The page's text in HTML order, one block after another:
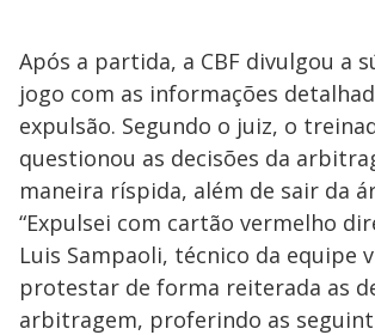
Após a partida, a CBF divulgou a
jogo com as informações
expulsão. Segundo o juiz, o
questionou as decisões da
maneira ríspida, além de sair da
“Expulsei com cartão vermelho
Luis Sampaoli, técnico da equipe
protestar de forma reiterada as
arbitragem, proferindo as